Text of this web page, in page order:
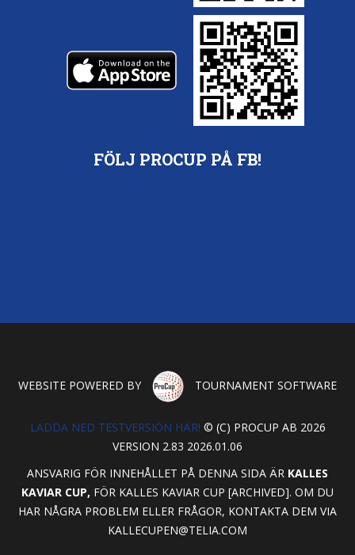
FÖLJ PROCUP PÅ FB!
WEBSITE POWERED BY TOURNAMENT SOFTWARE
LADDA NED TESTVERSION HÄR! © (C) PROCUP AB 2026
VERSION 2.83 2026.01.06
ANSVARIG FÖR INNEHÅLLET PÅ DENNA SIDA ÄR KALLES
KAVIAR CUP, FÖR KALLES KAVIAR CUP [ARCHIVED]. OM DU
HAR NÅGRA PROBLEM ELLER FRÅGOR, KONTAKTA DEM VIA
KALLECUPEN@TELIA.COM